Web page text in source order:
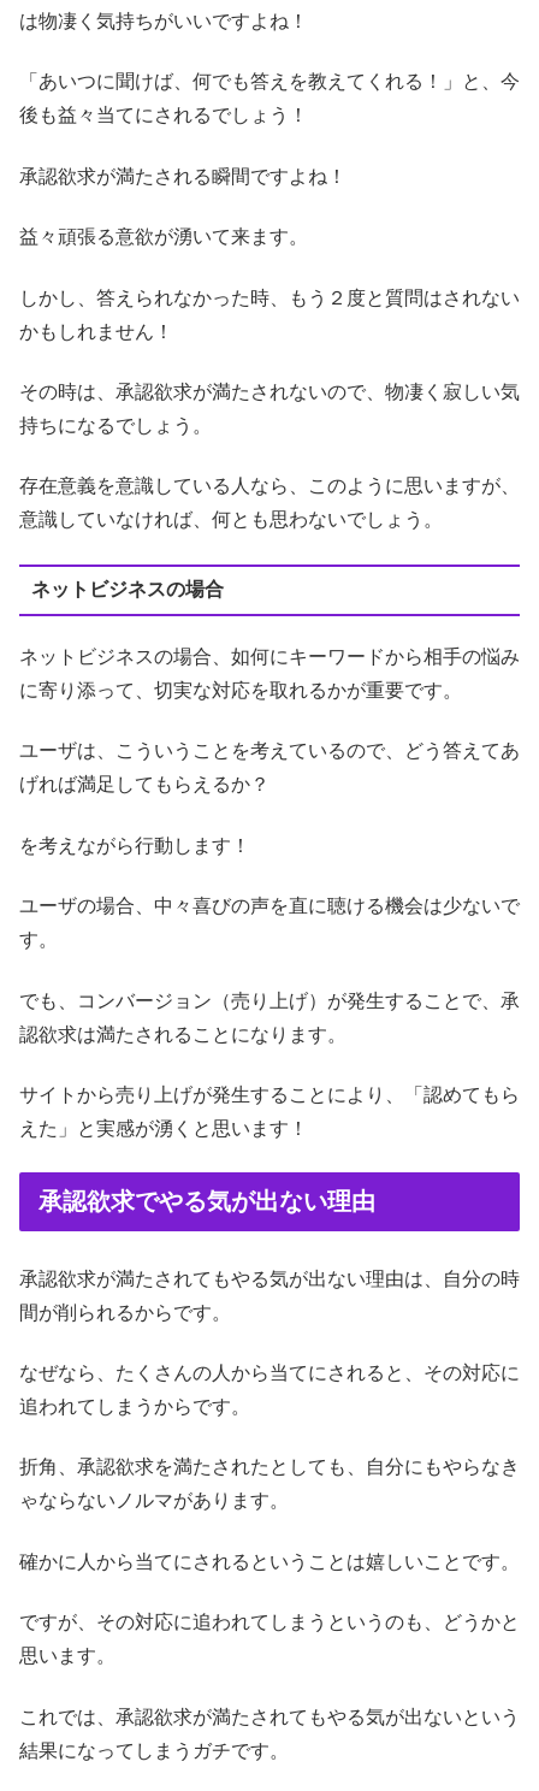
は物凄く気持ちがいいですよね！
「あいつに聞けば、何でも答えを教えてくれる！」と、今
後も益々当てにされるでしょう！
承認欲求が満たされる瞬間ですよね！
益々頑張る意欲が湧いて来ます。
しかし、答えられなかった時、もう２度と質問はされない
かもしれません！
その時は、承認欲求が満たされないので、物凄く寂しい気
持ちになるでしょう。
存在意義を意識している人なら、このように思いますが、
意識していなければ、何とも思わないでしょう。
ネットビジネスの場合
ネットビジネスの場合、如何にキーワードから相手の悩み
に寄り添って、切実な対応を取れるかが重要です。
ユーザは、こういうことを考えているので、どう答えてあ
げれば満足してもらえるか？
を考えながら行動します！
ユーザの場合、中々喜びの声を直に聴ける機会は少ないで
す。
でも、コンバージョン（売り上げ）が発生することで、承
認欲求は満たされることになります。
サイトから売り上げが発生することにより、「認めてもら
えた」と実感が湧くと思います！
承認欲求でやる気が出ない理由
承認欲求が満たされてもやる気が出ない理由は、自分の時
間が削られるからです。
なぜなら、たくさんの人から当てにされると、その対応に
追われてしまうからです。
折角、承認欲求を満たされたとしても、自分にもやらなき
ゃならないノルマがあります。
確かに人から当てにされるということは嬉しいことです。
ですが、その対応に追われてしまうというのも、どうかと
思います。
これでは、承認欲求が満たされてもやる気が出ないという
結果になってしまうガチです。